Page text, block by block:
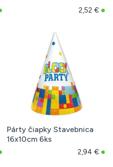
2,52 €
Párty čiapky Stavebnica
16x10cm 6ks
2,94 €